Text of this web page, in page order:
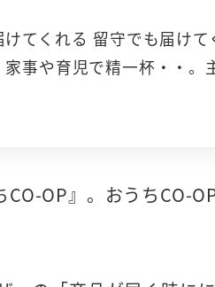
てくれる 留守でも届け
家事や育児で精一杯・・
OP』。おうちCO-